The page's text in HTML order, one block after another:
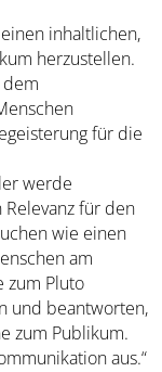
inhaltlichen,
herzustellen.
dem
für die
werde
für den
wie einen
am
zum Pluto
und beantworten,
zum Publikum.
aus.“